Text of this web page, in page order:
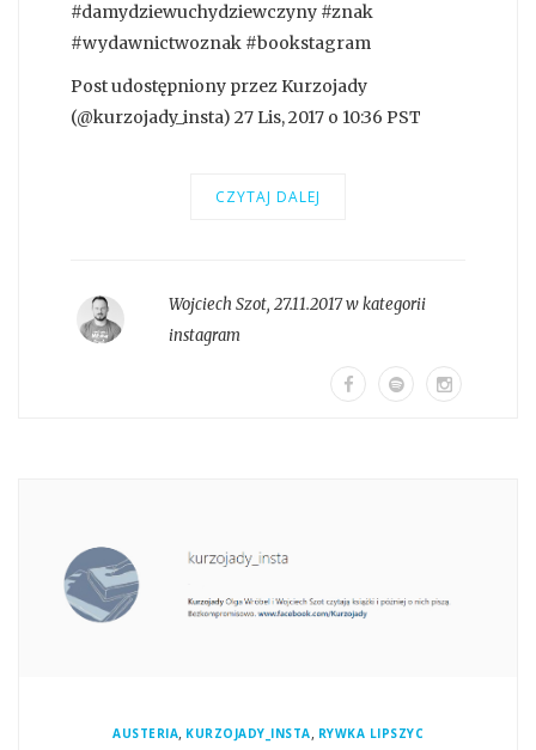
#damydziewuchydziewczyny #znak
#wydawnictwoznak #bookstagram
Post udostępniony przez Kurzojady
(@kurzojady_insta) 27 Lis, 2017 o 10:36 PST
CZYTAJ DALEJ
Wojciech Szot, 27.11.2017 w kategorii
instagram
AUSTERIA, KURZOJADY_INSTA, RYWKA LIPSZYC